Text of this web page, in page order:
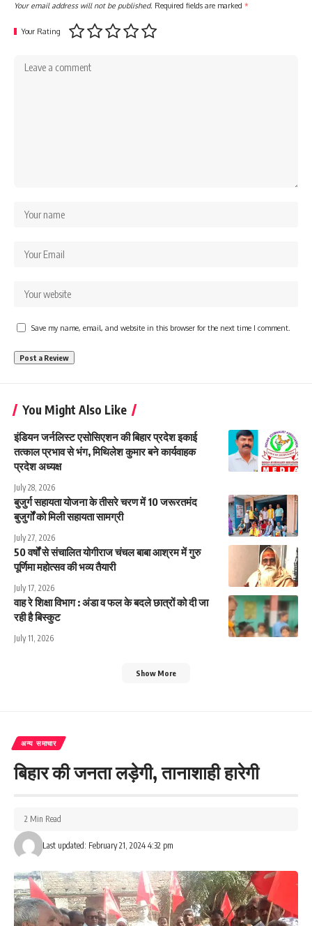
Your email address will not be published. Required fields are marked *
Your Rating
Save my name, email, and website in this browser for the next time I comment.
You Might Also Like
इंडियन जर्नलिस्ट एसोसिएशन की बिहार प्रदेश इकाई
तत्काल प्रभाव से भंग, मिथिलेश कुमार बने कार्यवाहक
प्रदेश अध्यक्ष
July 28, 2026
बुजुर्ग सहायता योजना के तीसरे चरण में 10 जरूरतमंद
बुजुर्गों को मिली सहायता सामग्री
July 27, 2026
50 वर्षों से संचालित योगीराज चंचल बाबा आश्रम में गुरु
पूर्णिमा महोत्सव की भव्य तैयारी
July 17, 2026
वाह रे शिक्षा विभाग : अंडा व फल के बदले छात्रों को दी जा
रही है बिस्कुट
July 11, 2026
Show More
अन्य समाचार
बिहार की जनता लड़ेगी, तानाशाही हारेगी
Last updated: February 21, 2024 4:32 pm
2 Min Read